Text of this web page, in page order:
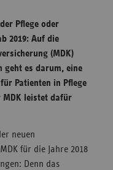
Pflege oder
2019: Auf die
(MDK)
geht es darum, eine
Patienten in Pflege
MDK leistet dafür
neuen
für die Jahre 2018
Denn das